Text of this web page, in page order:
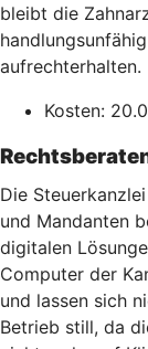
bleibt die
aufrechterhalten.
Kosten:
Die
und Mandanten
digitalen
Computer der
und lassen sich
Betrieb still, da